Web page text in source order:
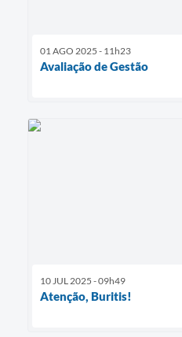
01 AGO 2025 - 11h23
Avaliação de Gestão
10 JUL 2025 - 09h49
Atenção, Buritis!